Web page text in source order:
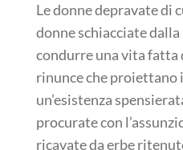
Le donne depravate di
donne schiacciate
condurre una vita
rinunce che proiettano
un’esistenza
procurate con
ricavate da erbe